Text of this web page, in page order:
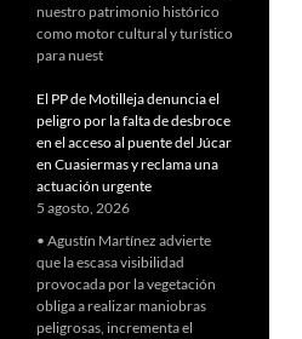
nuestro patrimonio histórico
como motor cultural y turístico
para nuest
El PP de Motilleja denuncia el
peligro por la falta de desbroce
en el acceso al puente del Júcar
en Cuasiermas y reclama una
actuación urgente
5 agosto, 2026
• Agustín Martínez advierte
que la escasa visibilidad
provocada por la vegetación
obliga a realizar maniobras
peligrosas, incrementa el